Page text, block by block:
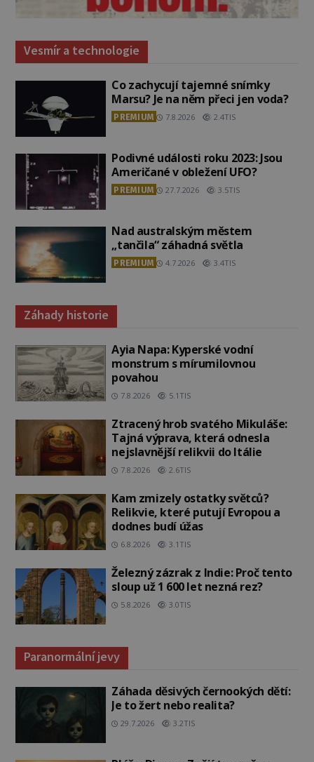
Vesmír a technologie
Co zachycují tajemné snímky
Marsu? Je na něm přeci jen voda?
PREMIUM 7.8.2026 2.4TIS
Podivné události roku 2023: Jsou
Američané v obležení UFO?
PREMIUM 27.7.2026 3.5TIS
Nad australským městem
„tančila“ záhadná světla
PREMIUM 4.7.2026 3.4TIS
Záhady historie
Ayia Napa: Kyperské vodní
monstrum s mírumilovnou
povahou
7.8.2026 5.1TIS
Ztracený hrob svatého Mikuláše:
Tajná výprava, která odnesla
nejslavnější relikvii do Itálie
7.8.2026 2.6TIS
Kam zmizely ostatky světců?
Relikvie, které putují Evropou a
dodnes budí úžas
6.8.2026 3.1TIS
Železný zázrak z Indie: Proč tento
sloup už 1 600 let nezná rez?
5.8.2026 3.0TIS
Paranormální jevy
Záhada děsivých černookých dětí:
Je to žert nebo realita?
29.7.2026 3.2TIS